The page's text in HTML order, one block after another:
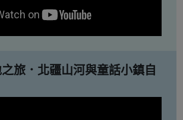
旅．北疆山河與童話小鎮自